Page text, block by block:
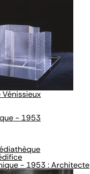
- 1953
- 1953 : Architecte